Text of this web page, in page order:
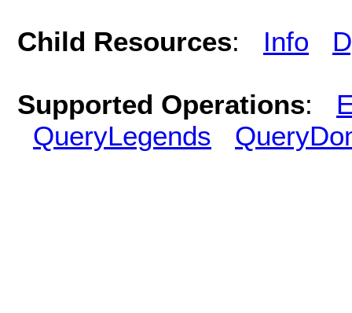
Child Resources: Info
Supported Operations:
QueryLegends